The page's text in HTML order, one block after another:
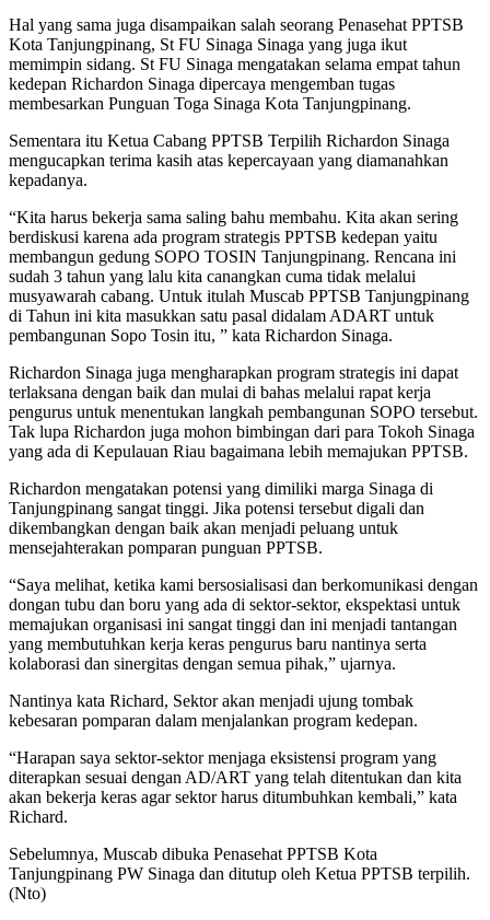
Hal yang sama juga disampaikan salah seorang Penasehat PPTSB
Kota Tanjungpinang, St FU Sinaga Sinaga yang juga ikut
memimpin sidang. St FU Sinaga mengatakan selama empat tahun
kedepan Richardon Sinaga dipercaya mengemban tugas
membesarkan Punguan Toga Sinaga Kota Tanjungpinang.
Sementara itu Ketua Cabang PPTSB Terpilih Richardon Sinaga
mengucapkan terima kasih atas kepercayaan yang diamanahkan
kepadanya.
“Kita harus bekerja sama saling bahu membahu. Kita akan sering
berdiskusi karena ada program strategis PPTSB kedepan yaitu
membangun gedung SOPO TOSIN Tanjungpinang. Rencana ini
sudah 3 tahun yang lalu kita canangkan cuma tidak melalui
musyawarah cabang. Untuk itulah Muscab PPTSB Tanjungpinang
di Tahun ini kita masukkan satu pasal didalam ADART untuk
pembangunan Sopo Tosin itu, ” kata Richardon Sinaga.
Richardon Sinaga juga mengharapkan program strategis ini dapat
terlaksana dengan baik dan mulai di bahas melalui rapat kerja
pengurus untuk menentukan langkah pembangunan SOPO tersebut.
Tak lupa Richardon juga mohon bimbingan dari para Tokoh Sinaga
yang ada di Kepulauan Riau bagaimana lebih memajukan PPTSB.
Richardon mengatakan potensi yang dimiliki marga Sinaga di
Tanjungpinang sangat tinggi. Jika potensi tersebut digali dan
dikembangkan dengan baik akan menjadi peluang untuk
mensejahterakan pomparan punguan PPTSB.
“Saya melihat, ketika kami bersosialisasi dan berkomunikasi dengan
dongan tubu dan boru yang ada di sektor-sektor, ekspektasi untuk
memajukan organisasi ini sangat tinggi dan ini menjadi tantangan
yang membutuhkan kerja keras pengurus baru nantinya serta
kolaborasi dan sinergitas dengan semua pihak,” ujarnya.
Nantinya kata Richard, Sektor akan menjadi ujung tombak
kebesaran pomparan dalam menjalankan program kedepan.
“Harapan saya sektor-sektor menjaga eksistensi program yang
diterapkan sesuai dengan AD/ART yang telah ditentukan dan kita
akan bekerja keras agar sektor harus ditumbuhkan kembali,” kata
Richard.
Sebelumnya, Muscab dibuka Penasehat PPTSB Kota
Tanjungpinang PW Sinaga dan ditutup oleh Ketua PPTSB terpilih.
(Nto)